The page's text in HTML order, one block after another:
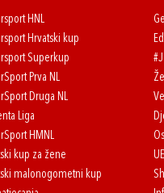
HNL
Hrvatski kup
Superkup
Prva NL
Druga NL
Liga
HMNL
kup za žene
malonogometni kup